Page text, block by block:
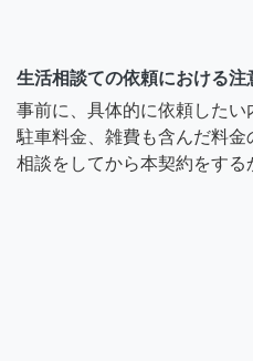
生活相談ての依頼における注
事前に、具体的に依頼した
駐車料金、雑費も含んだ料金
相談をしてから本契約をする